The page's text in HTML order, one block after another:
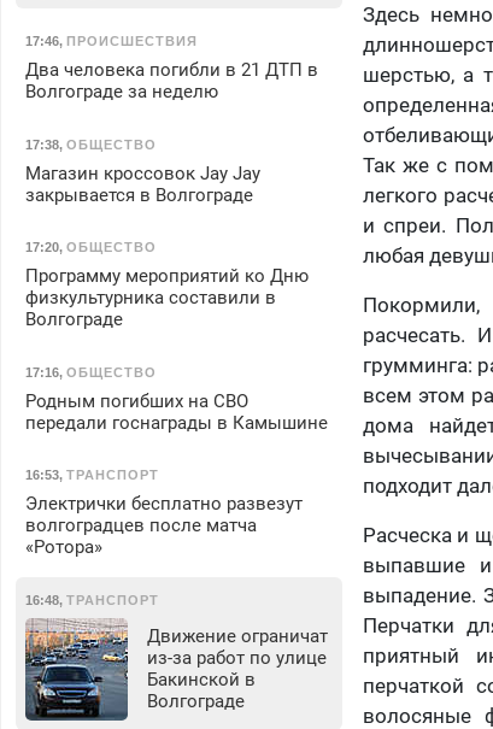
Здесь
шерстью, а
Так же с
легкого
и спреи.
любая
Покормили,
расчесать.
грумминга:
всем этом
дома
подходит
Расческа и
выпавшие
выпадение.
Перчатки
приятный
перчаткой
волосяные
17:46, ПРОИСШЕСТВИЯ
Два человека погибли в 21 ДТП в
Волгограде за неделю
17:38, ОБЩЕСТВО
Магазин кроссовок Jay Jay
закрывается в Волгограде
17:20, ОБЩЕСТВО
Программу мероприятий ко Дню
физкультурника составили в
Волгограде
17:16, ОБЩЕСТВО
Родным погибших на СВО
передали госнаграды в Камышине
16:53, ТРАНСПОРТ
Электрички бесплатно развезут
волгоградцев после матча
«Ротора»
16:48, ТРАНСПОРТ
Движение ограничат
из-за работ по улице
Бакинской в
Волгограде